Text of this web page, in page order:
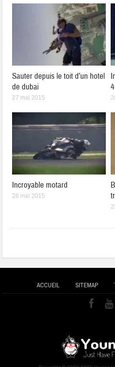
Sauter depuis le toit d’un hotel
de dubai
27 mai 2015
Incroyable motard
26 mai 2015
ACCUEIL SITEMAP